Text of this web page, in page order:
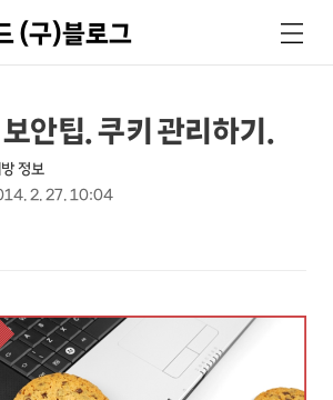
(구)블로그
색
메
뉴
안팁. 쿠키 관리하기.
정보
2. 27. 10:04